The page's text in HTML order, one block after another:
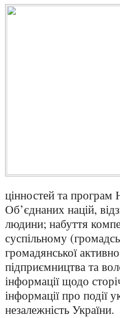
цінностей та
Об’єднаних націй,
людини; набуття
суспільному
громадянської
підприємництва та
інформації щодо
інформації про події
незалежність України.